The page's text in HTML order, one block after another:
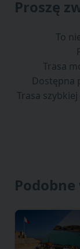
Proszę
To
Trasa
Dostępna
Trasa